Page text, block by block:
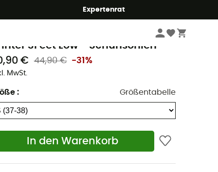
Expertenrat
Wintersport Bekleidung & Ausrüstung Skischuhe
3Feet Low - Schuhsohlen
€
44,90 € -31%
MwSt.
: Größentabelle
In den Warenkorb